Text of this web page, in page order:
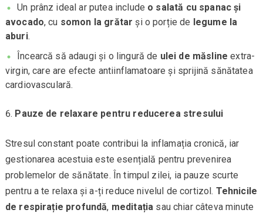
Un prânz ideal ar putea include o salată cu spanac și
avocado, cu somon la grătar și o porție de legume la
aburi.
Încearcă să adaugi și o lingură de ulei de măsline extra-
virgin, care are efecte antiinflamatoare și sprijină sănătatea
cardiovasculară.
Pauze de relaxare pentru reducerea stresului
Stresul constant poate contribui la inflamația cronică, iar
gestionarea acestuia este esențială pentru prevenirea
problemelor de sănătate. În timpul zilei, ia pauze scurte
pentru a te relaxa și a-ți reduce nivelul de cortizol. Tehnicile
de respirație profundă, meditația sau chiar câteva minute